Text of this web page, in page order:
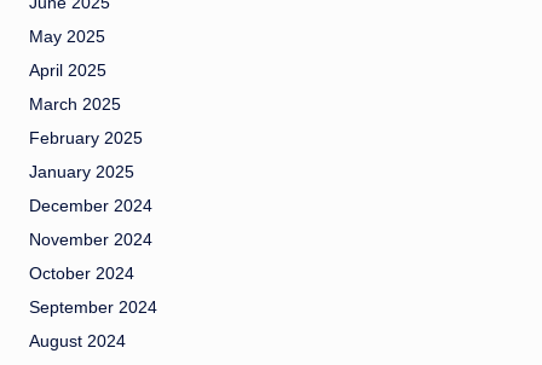
May 2025
April 2025
March 2025
February 2025
January 2025
December 2024
November 2024
October 2024
September 2024
August 2024